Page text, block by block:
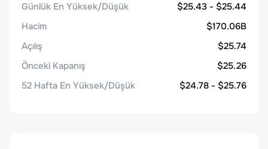
Günlük En Yüksek/Düşük
$25.43 - $25.44
Hacim
$170.06B
Açılış
$25.74
Önceki Kapanış
$25.26
52 Hafta En Yüksek/Düşük
$24.78 - $25.76